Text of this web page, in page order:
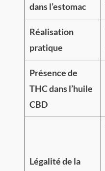
dans l’estomac
Réalisation
pratique
Présence de
THC dans l’huile
CBD
Légalité de la